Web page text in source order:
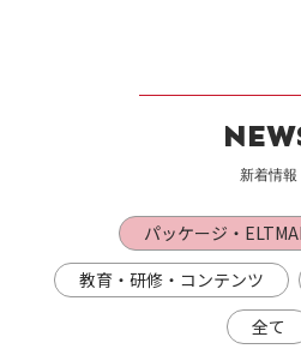
新着情報
パッケージ・
教育・研修・コンテンツ
全て